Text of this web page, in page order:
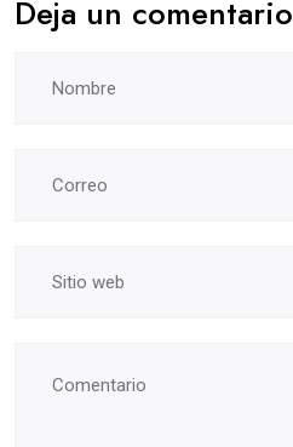
Deja un comentario